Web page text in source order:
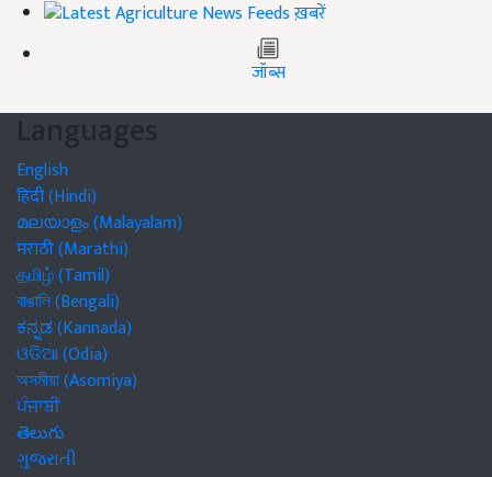
ख़बरें
जॉब्स
Languages
English
हिंदी (Hindi)
മലയാളം (Malayalam)
मराठी (Marathi)
தமிழ் (Tamil)
বাঙালি (Bengali)
ಕನ್ನಡ (Kannada)
ଓଡିଆ (Odia)
অসমীয়া (Asomiya)
ਪੰਜਾਬੀ
తెలుగు
ગુજરાતી